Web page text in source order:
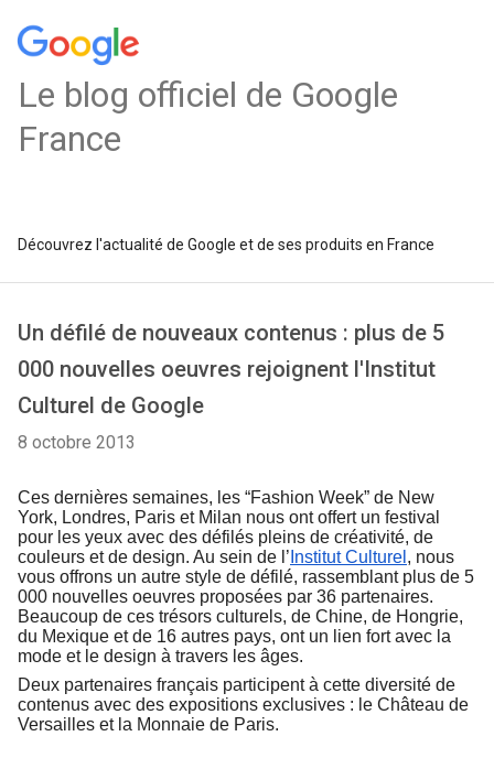
Le blog officiel de Google
France
Découvrez l'actualité de Google et de ses produits en France
Un défilé de nouveaux contenus : plus de 5
000 nouvelles oeuvres rejoignent l'Institut
Culturel de Google
8 octobre 2013
Ces dernières semaines, les “Fashion Week” de New
York, Londres, Paris et Milan nous ont offert un festival
pour les yeux avec des défilés pleins de créativité, de
couleurs et de design. Au sein de l’ Institut Culturel , nous
vous offrons un autre style de défilé, rassemblant plus de 5
000 nouvelles oeuvres proposées par 36 partenaires.
Beaucoup de ces trésors culturels, de Chine, de Hongrie,
du Mexique et de 16 autres pays, ont un lien fort avec la
mode et le design à travers les âges.
Deux partenaires français participent à cette diversité de
contenus avec des expositions exclusives : le Château de
Versailles et la Monnaie de Paris.